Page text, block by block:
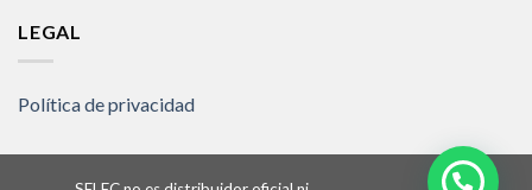
LEGAL
Política de privacidad